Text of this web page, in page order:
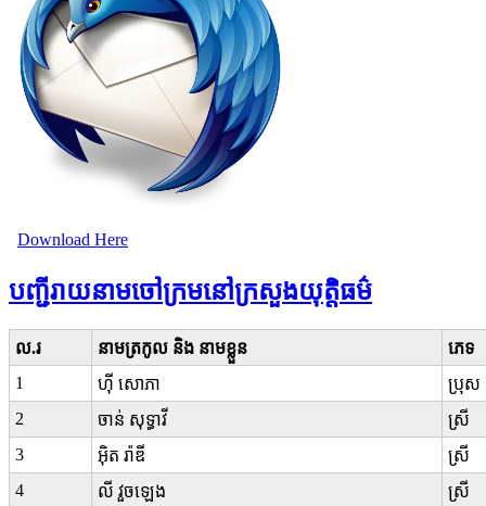
Download Here
បញ្ជីរាយនាមចៅក្រមនៅក្រសួងយុត្តិធម៌
ល.រ នាមត្រកូល និង នាមខ្លួន
ភេទ
1
ហ៊ី សោភា
ប្រុស
2
ចាន់ សុទ្ធាវី
ស្រី
3
អ៊ិត រ៉ាឌី
ស្រី
4
លី វួចឡេង
ស្រី